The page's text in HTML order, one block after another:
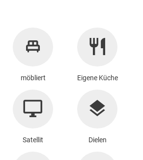
möbliert Eigene Küche
Satellit Dielen